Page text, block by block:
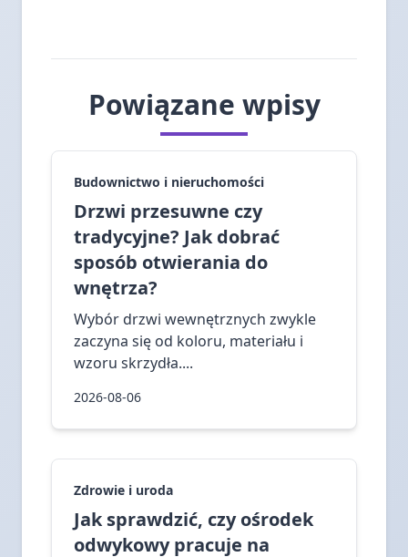
Powiązane wpisy
Budownictwo i nieruchomości
Drzwi przesuwne czy
tradycyjne? Jak dobrać
sposób otwierania do
wnętrza?
Wybór drzwi wewnętrznych zwykle
zaczyna się od koloru, materiału i
wzoru skrzydła....
2026-08-06
Zdrowie i uroda
Jak sprawdzić, czy ośrodek
odwykowy pracuje na